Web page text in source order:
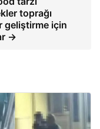
toprağı
geliştirme için
→